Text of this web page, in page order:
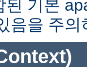
된 기본
음을 주의